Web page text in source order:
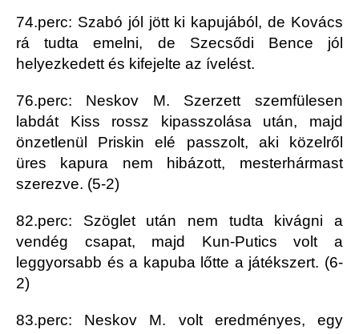
74.perc: Szabó jól jött ki kapujából, de Kovács
rá tudta emelni, de Szecsődi Bence jól
helyezkedett és kifejelte az ívelést.
76.perc: Neskov M. Szerzett szemfülesen
labdát Kiss rossz kipasszolása után, majd
önzetlenül Priskin elé passzolt, aki közelről
üres kapura nem hibázott, mesterhármast
szerezve. (5-2)
82.perc: Szöglet után nem tudta kivágni a
vendég csapat, majd Kun-Putics volt a
leggyorsabb és a kapuba lőtte a játékszert. (6-
2)
83.perc: Neskov M. volt eredményes, egy